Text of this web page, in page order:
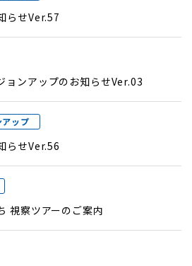
らせVer.57
ョンアップのお知らせVer.03
アップ
らせVer.56
視察ツアーのご案内